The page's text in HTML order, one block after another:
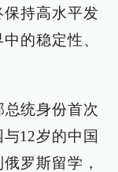
持高水平发
的稳定性、
统身份首次
12岁的中国
罗斯留学，